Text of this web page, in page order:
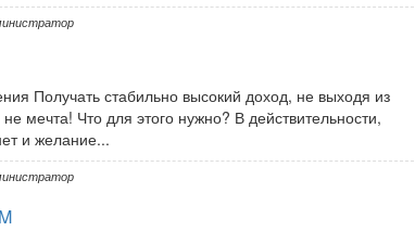
Получать стабильно высокий доход, не выходя из
мечта! Что для этого нужно? В действительности,
и желание...